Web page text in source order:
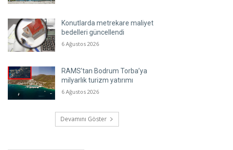
Konutlarda metrekare maliyet
bedelleri güncellendi
6 Ağustos 2026
RAMS’tan Bodrum Torba’ya
milyarlık turizm yatırımı
6 Ağustos 2026
Devamını Göster